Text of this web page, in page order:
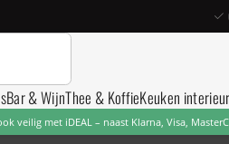
Bar & WijnThee & KoffieKeuken interieur
veilig met iDEAL – naast Klarna, Visa,